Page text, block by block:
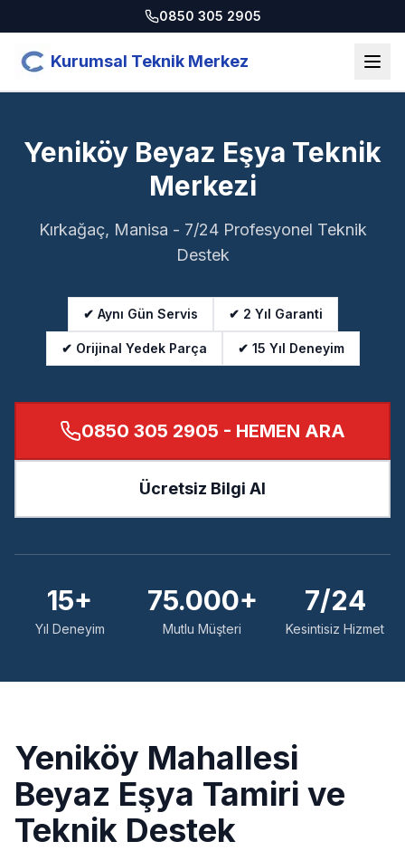
0850 305 2905
Kurumsal Teknik Merkez
Yeniköy Beyaz Eşya Teknik
Merkezi
Kırkağaç, Manisa - 7/24 Profesyonel Teknik
Destek
✔ Aynı Gün Servis ✔ 2 Yıl Garanti
✔ Orijinal Yedek Parça ✔ 15 Yıl Deneyim
0850 305 2905 - HEMEN ARA
Ücretsiz Bilgi Al
15+
Yıl Deneyim
75.000+
Mutlu Müşteri
7/24
Kesintisiz Hizmet
Yeniköy Mahallesi
Beyaz Eşya Tamiri ve
Teknik Destek